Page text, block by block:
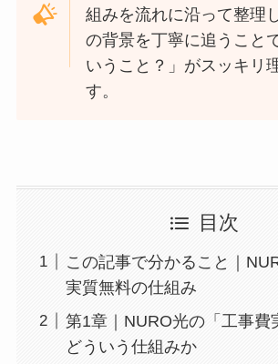
組みを流れに沿って整理
の背景を丁寧に追うこと
いうこと？」がスッキリ
す。
目次
この記事で分かること｜
実質無料の仕組み
第1章｜NURO光の「工事費
どういう仕組みか